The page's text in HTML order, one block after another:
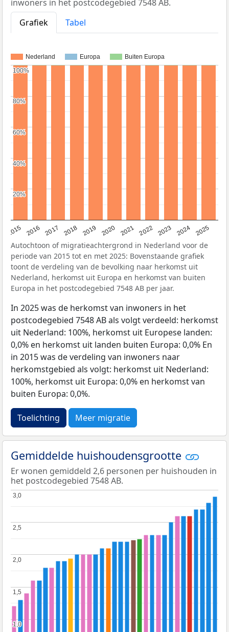
inwoners in het postcodegebied 7548 AB.
Grafiek
Tabel
Nederland Europa Buiten Europa
2015 2016 2017 2018 2019 2020 2021 2022 2023 2024 2025
20%
20%
40%
40%
60%
60%
80%
80%
100%
100%
Autochtoon of migratieachtergrond in Nederland voor de
periode van 2015 tot en met 2025: Bovenstaande grafiek
toont de verdeling van de bevolking naar herkomst uit
Nederland, herkomst uit Europa en herkomst van buiten
Europa in het postcodegebied 7548 AB per jaar.
In 2025 was de herkomst van inwoners in het
postcodegebied 7548 AB als volgt verdeeld: herkomst
uit Nederland: 100%, herkomst uit Europese landen:
0,0% en herkomst uit landen buiten Europa: 0,0% En
in 2015 was de verdeling van inwoners naar
herkomstgebied als volgt: herkomst uit Nederland:
100%, herkomst uit Europa: 0,0% en herkomst van
buiten Europa: 0,0%.
Toelichting Meer migratie
Gemiddelde huishoudensgrootte
Er wonen gemiddeld 2,6 personen per huishouden in
het postcodegebied 7548 AB.
1,0
1,0
1,5
1,5
2,0
2,0
2,5
2,5
3,0
3,0